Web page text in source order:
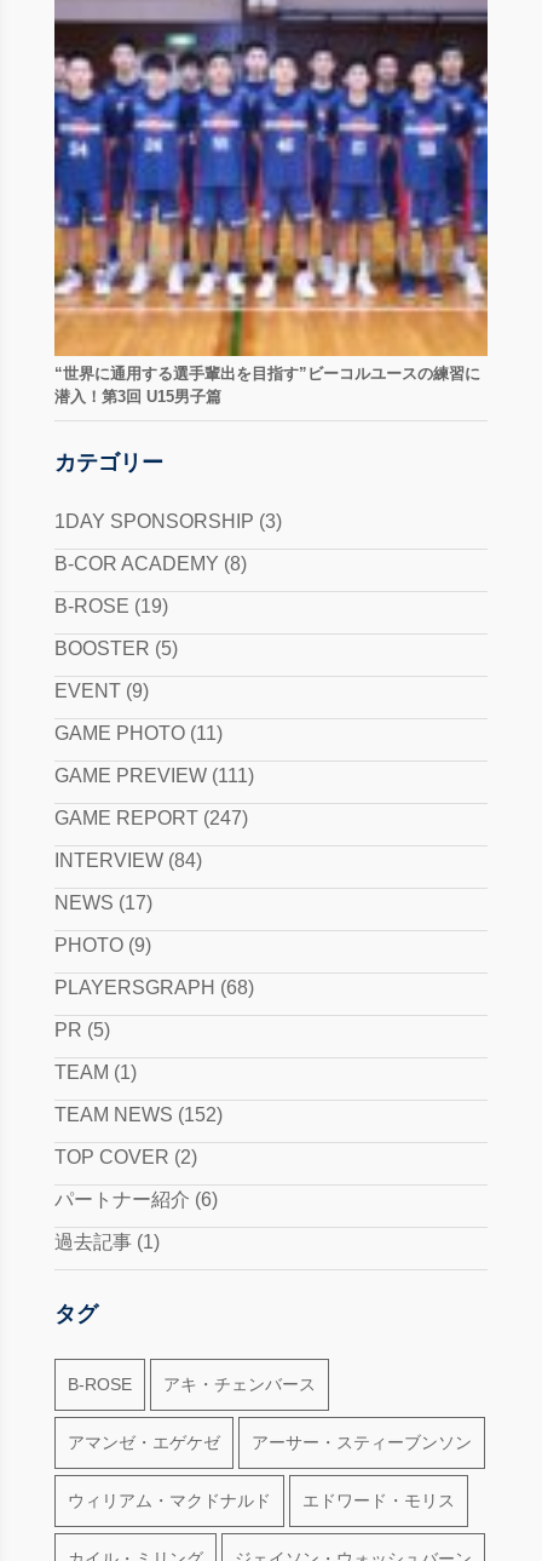
“世界に通用する選手輩出を目指す”ビーコルユースの練習に
潜入！第3回 U15男子篇
カテゴリー
1DAY SPONSORSHIP (3)
B-COR ACADEMY (8)
B-ROSE (19)
BOOSTER (5)
EVENT(9)
GAME PHOTO(11)
GAME PREVIEW(111)
GAME REPORT(247)
INTERVIEW(84)
NEWS (17)
PHOTO(9)
PLAYERSGRAPH (68)
PR (5)
TEAM (1)
TEAM NEWS (152)
TOP COVER (2)
パートナー紹介 (6)
過去記事(1)
タグ
B-ROSE アキ・チェンバース
アマンゼ・エゲケゼ アーサー・スティーブンソン
ウィリアム・マクドナルド エドワード・モリス